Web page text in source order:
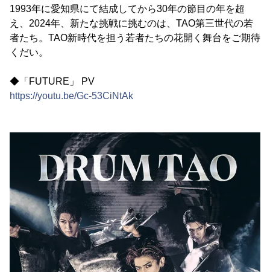
1993年に愛知県にて結成してから30年の節目の年を超
え、2024年、新たな挑戦に挑むのは、TAO第三世代の若
者たち。TAO新時代を担う若者たちの花開く舞台をご期待
くだい。
◆「FUTURE」 PV
https://youtu.be/Gc-53CiNtAk